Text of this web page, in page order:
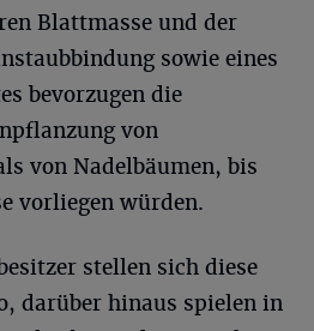
Blattmasse und der
sowie eines
bevorzugen die
von
von Nadelbäumen, bis
vorliegen würden.
stellen sich diese
darüber hinaus spielen in